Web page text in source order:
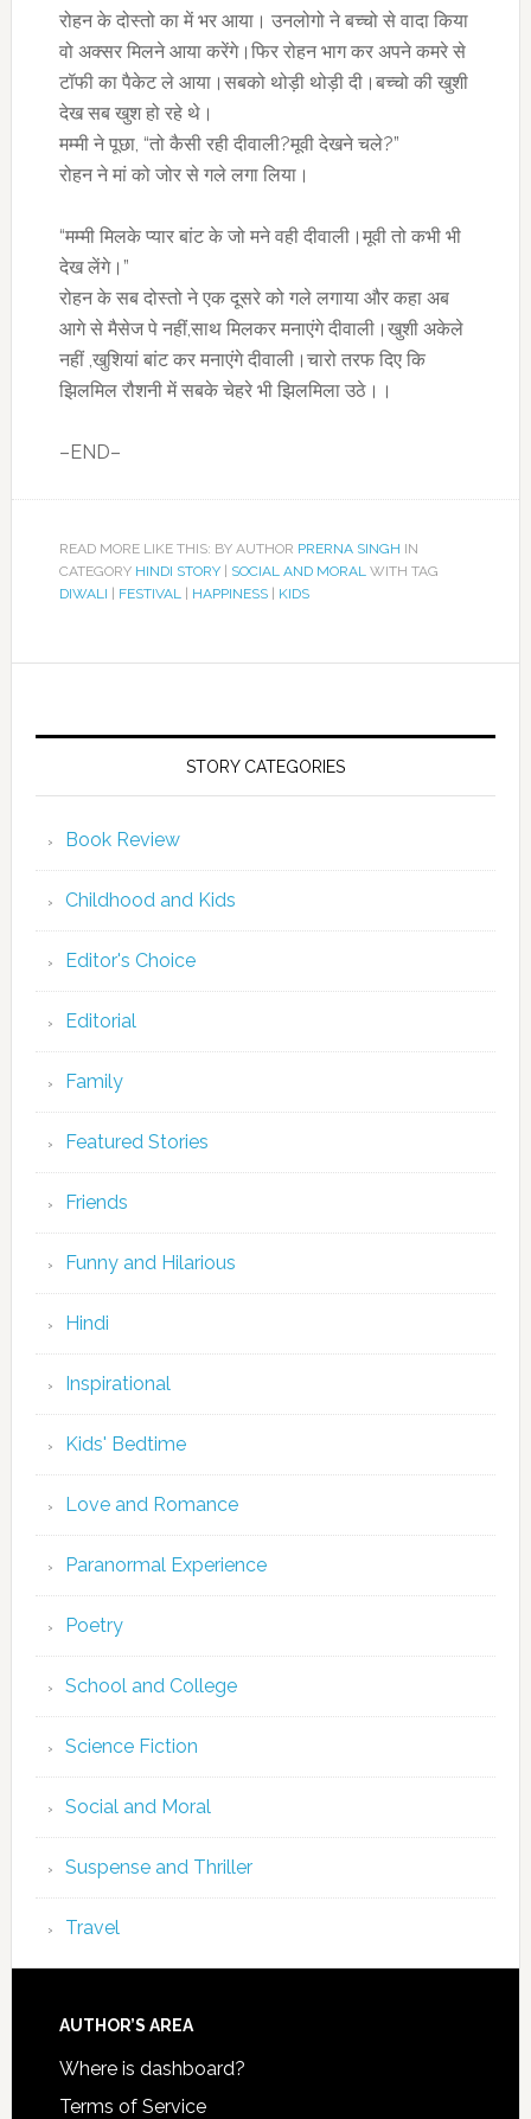
रोहन के दोस्तो का में भर आया। उनलोगो ने बच्चो से वादा किया
वो अक्सर मिलने आया करेंगे।फिर रोहन भाग कर अपने कमरे से
टॉफी का पैकेट ले आया।सबको थोड़ी थोड़ी दी।बच्चो की खुशी
देख सब खुश हो रहे थे।
मम्मी ने पूछा, “तो कैसी रही दीवाली?मूवी देखने चले?”
रोहन ने मां को जोर से गले लगा लिया।
“मम्मी मिलके प्यार बांट के जो मने वही दीवाली।मूवी तो कभी भी
देख लेंगे।”
रोहन के सब दोस्तो ने एक दूसरे को गले लगाया और कहा अब
आगे से मैसेज पे नहीं,साथ मिलकर मनाएंगे दीवाली।खुशी अकेले
नहीं ,खुशियां बांट कर मनाएंगे दीवाली।चारो तरफ दिए कि
झिलमिल रौशनी में सबके चेहरे भी झिलमिला उठे।।
–END–
READ MORE LIKE THIS: BY AUTHOR PRERNA SINGH IN
CATEGORY HINDI STORY| SOCIAL AND MORALWITH TAG
DIWALI
FESTIVAL| HAPPINESS| KIDS
STORY CATEGORIES
Book Review
Childhood and Kids
Editor's Choice
Editorial
Family
Featured Stories
Friends
Funny and Hilarious
Hindi
Inspirational
Kids' Bedtime
Love and Romance
Paranormal Experience
Poetry
School and College
Science Fiction
Social and Moral
Suspense and Thriller
Travel
AUTHOR’S AREA
Where is dashboard?
Terms of Service